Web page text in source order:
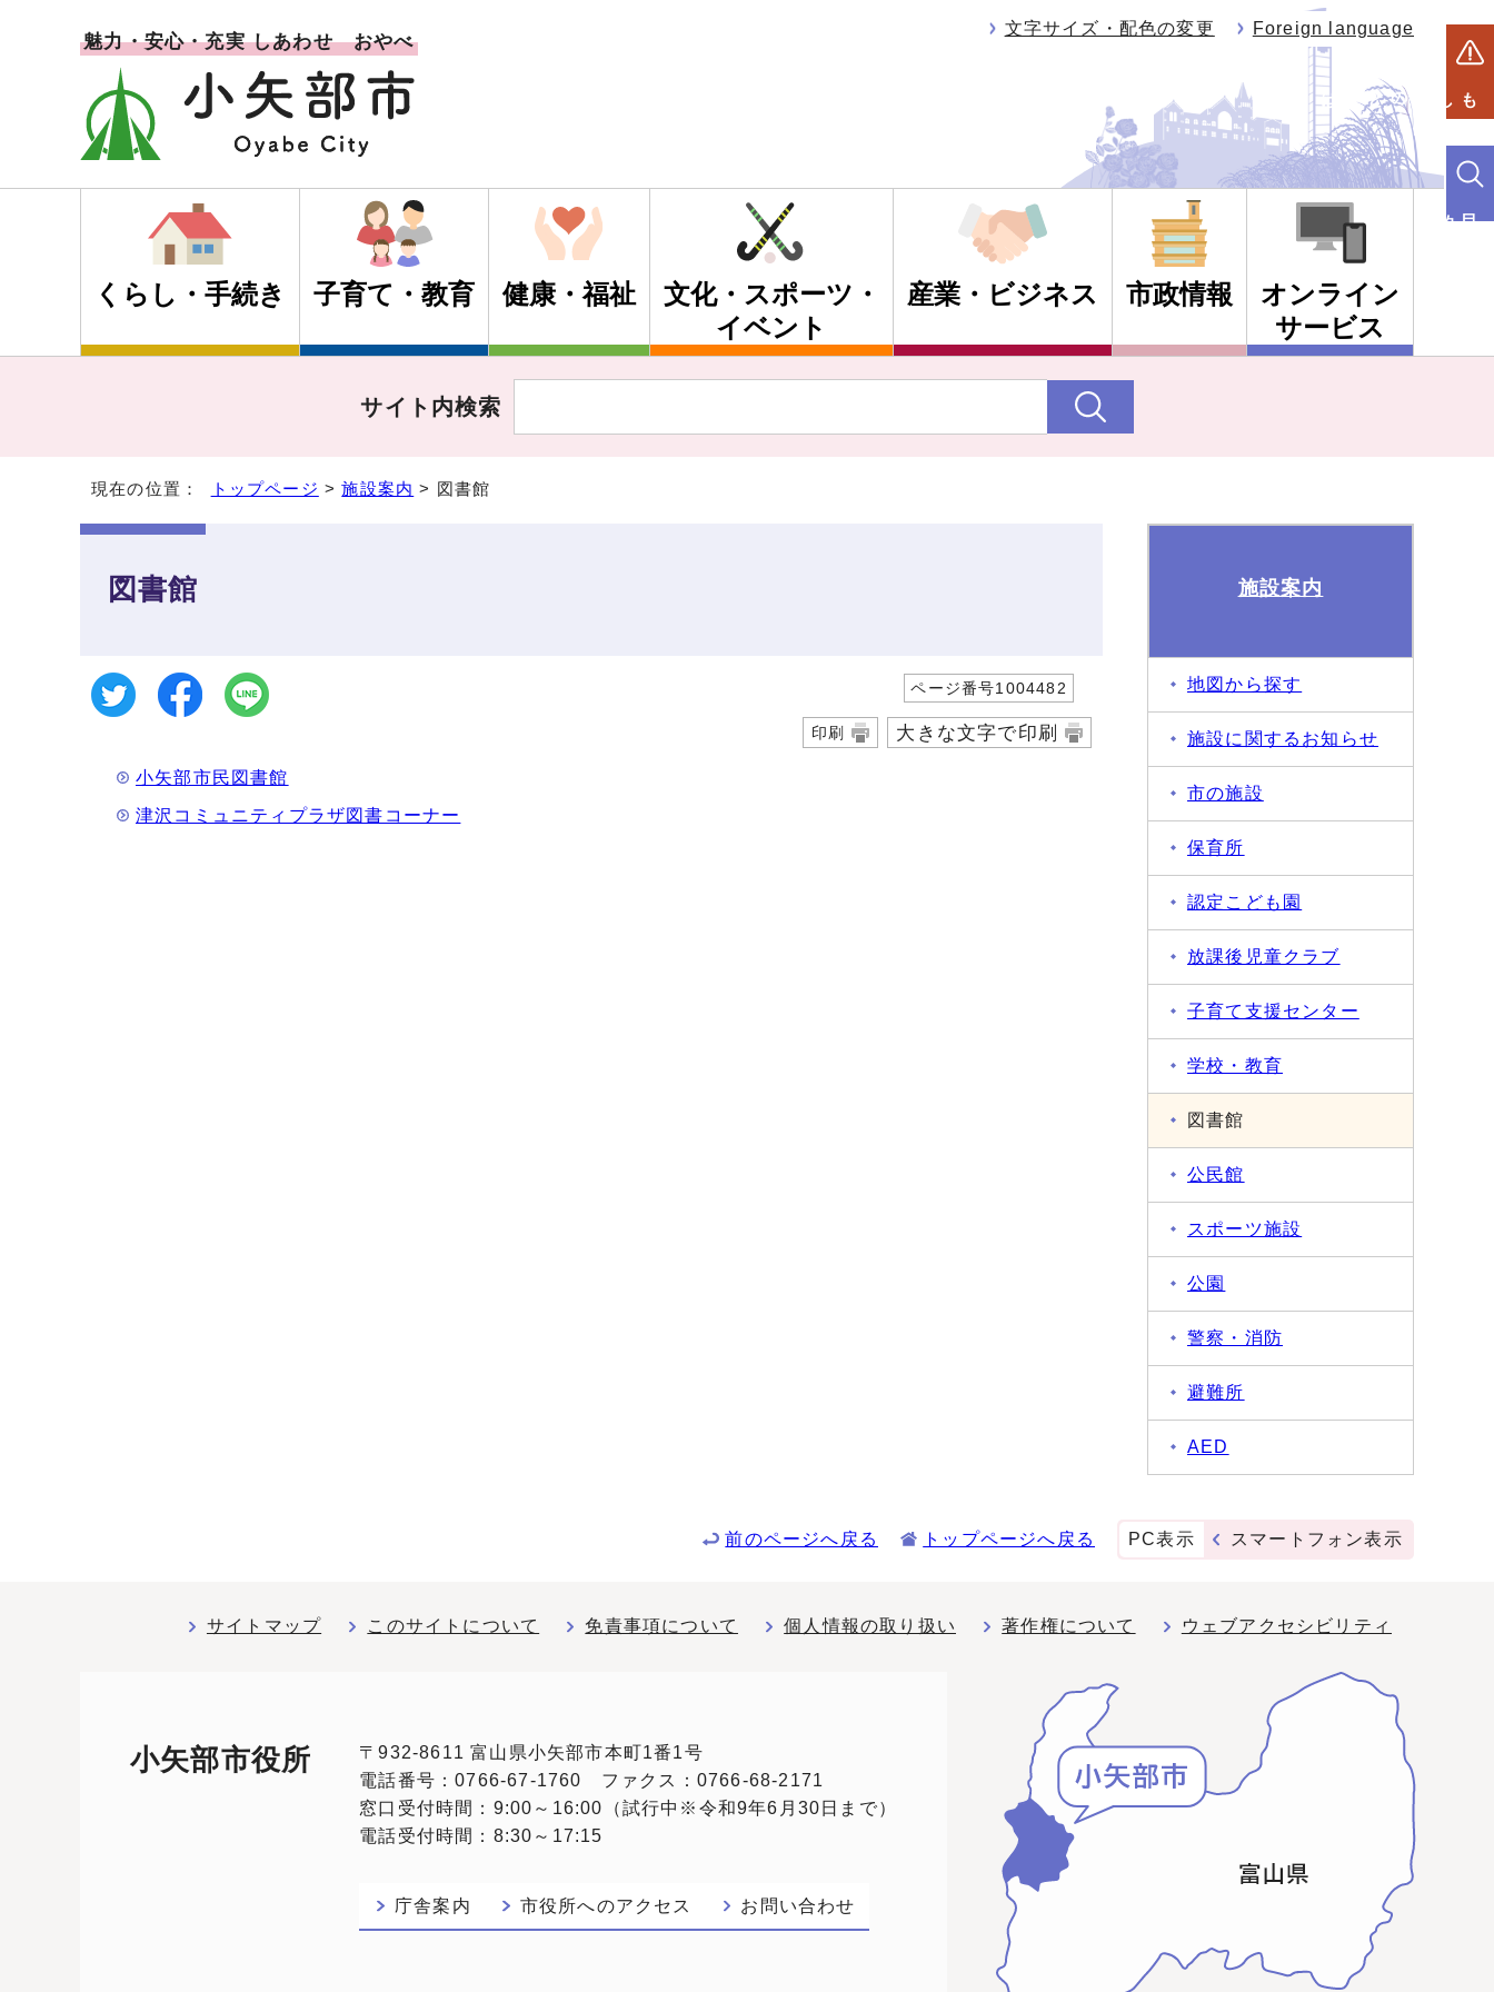
魅力・安心・充実 しあわせ おやべ
文字サイズ・配色の変更 Foreign language
もしものときは
くらし・手続き 子育て・教育 健康・福祉
文化・スポーツ・
イベント
産業・ビジネス 市政情報
オンライン
サービス
サイト内検索
現在の位置： トップページ >施設案内 > 図書館
図書館
ページ番号1004482
印刷 大きな文字で印刷
小矢部市民図書館
津沢コミュニティプラザ図書コーナー
施設案内
地図から探す
施設に関するお知らせ
市の施設
保育所
認定こども園
放課後児童クラブ
子育て支援センター
学校・教育
図書館
公民館
スポーツ施設
公園
警察・消防
避難所
AED
前のページへ戻る トップページへ戻る PC表示 スマートフォン表示
サイトマップ このサイトについて 免責事項について 個人情報の取り扱い 著作権について ウェブアクセシビリティ
小矢部市役所
〒932-8611 富山県小矢部市本町1番1号
電話番号：0766-67-1760 ファクス：0766-68-2171
窓口受付時間：9:00～16:00（試行中※令和9年6月30日まで）
電話受付時間：8:30～17:15
庁舎案内 市役所へのアクセス お問い合わせ